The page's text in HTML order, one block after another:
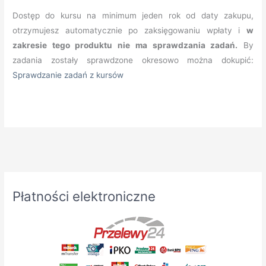
Dostęp do kursu na minimum jeden rok od daty zakupu,
otrzymujesz automatycznie po zaksięgowaniu wpłaty i w
zakresie tego produktu nie ma sprawdzania zadań. By
zadania zostały sprawdzone okresowo można dokupić:
Sprawdzanie zadań z kursów
Płatności elektroniczne